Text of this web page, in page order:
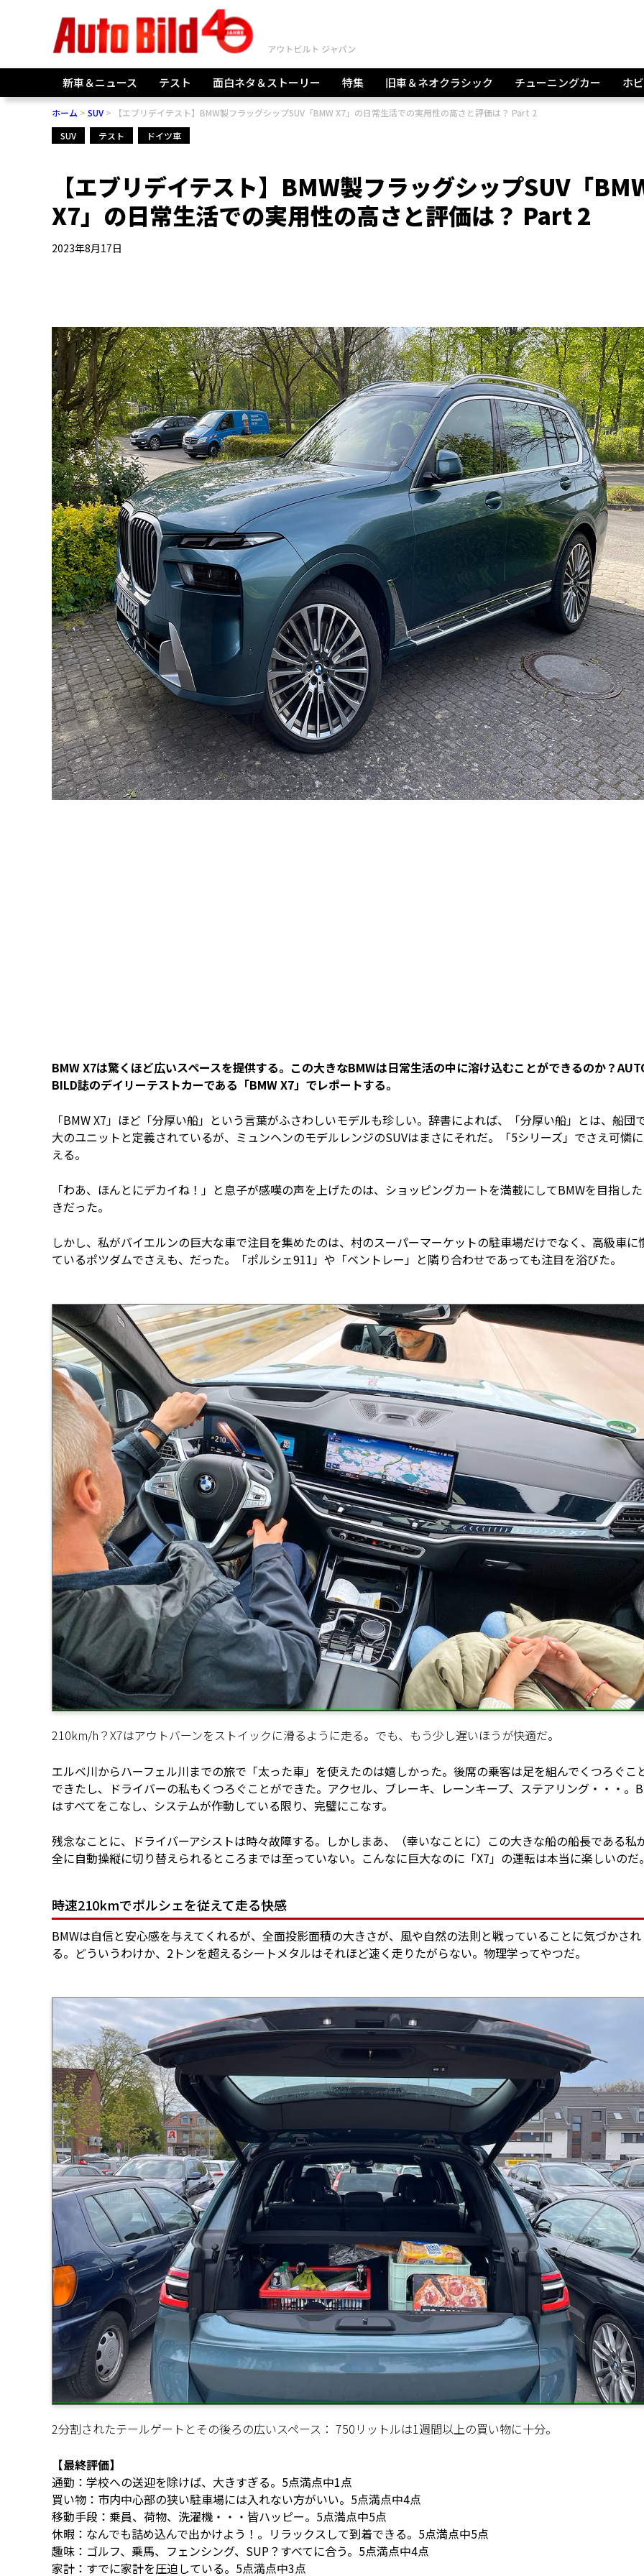
新車＆ニュース テスト 面白ネタ＆ストーリー 特集 旧車＆ネオクラシック チューニングカー ホ
ホーム SUV
【エブリデイテスト】BMW製フラッグシップSUV「BMW X7」の日常生活での実用性の高さと評価は？ Part 2
SUV
テスト ドイツ車
【エブリデイテスト】BMW製フラッグシップSUV「
X7」の日常生活での実用性の高さと評価は？ Part 2
2023年8月17日
BMW X7は驚くほど広いスペースを提供する。この大きなBMWは日常生活の中に溶け込むことができるのか？
BILD誌のデイリーテストカーである「BMW X7」でレポートする。
「BMW X7」ほど「分厚い船」という言葉がふさわしいモデルも珍しい。辞書によれば、「分厚い船」とは、船団
大のユニットと定義されているが、ミュンヘンのモデルレンジのSUVはまさにそれだ。「5シリーズ」でさえ可憐
える。
「わあ、ほんとにデカイね！」と息子が感嘆の声を上げたのは、ショッピングカートを満載にしてBMWを目指した
きだった。
しかし、私がバイエルンの巨大な車で注目を集めたのは、村のスーパーマーケットの駐車場だけでなく、高級車に
ているポツダムでさえも、だった。「ポルシェ911」や「ベントレー」と隣り合わせであっても注目を浴びた。
210km/h？X7はアウトバーンをストイックに滑るように走る。でも、もう少し遅いほうが快適だ。
エルベ川からハーフェル川までの旅で「太った車」を使えたのは嬉しかった。後席の乗客は足を組んでくつろぐこ
できたし、ドライバーの私もくつろぐことができた。アクセル、ブレーキ、レーンキープ、ステアリング・・・。
はすべてをこなし、システムが作動している限り、完璧にこなす。
残念なことに、ドライバーアシストは時々故障する。しかしまあ、（幸いなことに）この大きな船の船長である私
全に自動操縦に切り替えられるところまでは至っていない。こんなに巨大なのに「X7」の運転は本当に楽しいのだ。
時速210kmでポルシェを従えて走る快感
BMWは自信と安心感を与えてくれるが、全面投影面積の大きさが、風や自然の法則と戦っていることに気づかされ
る。どういうわけか、2トンを超えるシートメタルはそれほど速く走りたがらない。物理学ってやつだ。
2分割されたテールゲートとその後ろの広いスペース： 750リットルは1週間以上の買い物に十分。
【最終評価】
通勤：学校への送迎を除けば、大きすぎる。5点満点中1点
買い物：市内中心部の狭い駐車場には入れない方がいい。5点満点中4点
移動手段：乗員、荷物、洗濯機・・・皆ハッピー。5点満点中5点
休暇：なんでも詰め込んで出かけよう！。リラックスして到着できる。5点満点中5点
趣味：ゴルフ、乗馬、フェンシング、SUP？すべてに合う。5点満点中4点
家計：すでに家計を圧迫している。5点満点中3点